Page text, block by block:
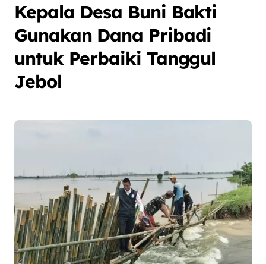
Kepala Desa Buni Bakti
Gunakan Dana Pribadi
untuk Perbaiki Tanggul
Jebol